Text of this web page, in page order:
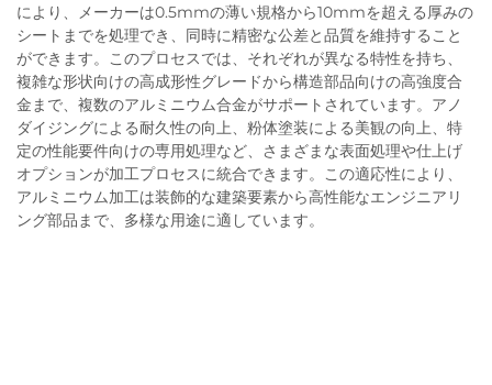
により、メーカーは0.5mmの薄い規格から10mmを超える厚みの
シートまでを処理でき、同時に精密な公差と品質を維持すること
ができます。このプロセスでは、それぞれが異なる特性を持ち、
複雑な形状向けの高成形性グレードから構造部品向けの高強度合
金まで、複数のアルミニウム合金がサポートされています。アノ
ダイジングによる耐久性の向上、粉体塗装による美観の向上、特
定の性能要件向けの専用処理など、さまざまな表面処理や仕上げ
オプションが加工プロセスに統合できます。この適応性により、
アルミニウム加工は装飾的な建築要素から高性能なエンジニアリ
ング部品まで、多様な用途に適しています。